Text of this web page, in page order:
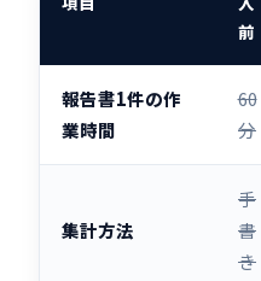
前
報告書1件の作
業時間
60
分
集計方法
手
書
き